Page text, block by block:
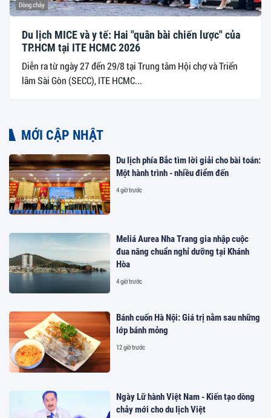
Dòng chảy
Du lịch MICE và y tế: Hai "quân bài chiến lược" của
TP.HCM tại ITE HCMC 2026
Diễn ra từ ngày 27 đến 29/8 tại Trung tâm Hội chợ và Triển
lãm Sài Gòn (SECC), ITE HCMC...
MỚI CẬP NHẬT
Du lịch phía Bắc tìm lời giải cho bài toán:
Một hành trình - nhiều điểm đến
4 giờ trước
Meliá Aurea Nha Trang gia nhập cuộc
đua nâng chuẩn nghỉ dưỡng tại Khánh
Hòa
4 giờ trước
Bánh cuốn Hà Nội: Giá trị nằm sau những
lớp bánh mỏng
12 giờ trước
Ngày Lữ hành Việt Nam - Kiến tạo dòng
chảy mới cho du lịch Việt